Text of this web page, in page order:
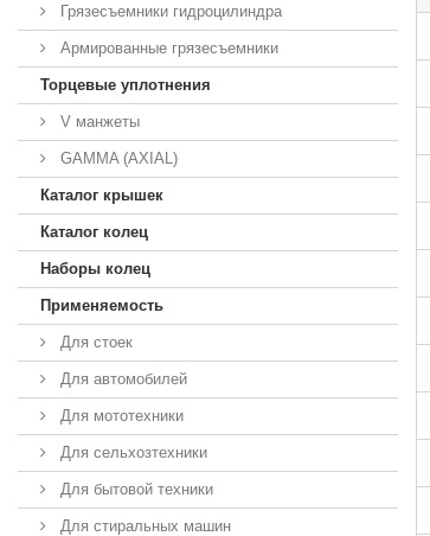
Грязесъемники гидроцилиндра
Армированные грязесъемники
Торцевые уплотнения
V манжеты
GAMMA (AXIAL)
Каталог крышек
Каталог колец
Наборы колец
Применяемость
Для стоек
Для автомобилей
Для мототехники
Для сельхозтехники
Для бытовой техники
Для стиральных машин